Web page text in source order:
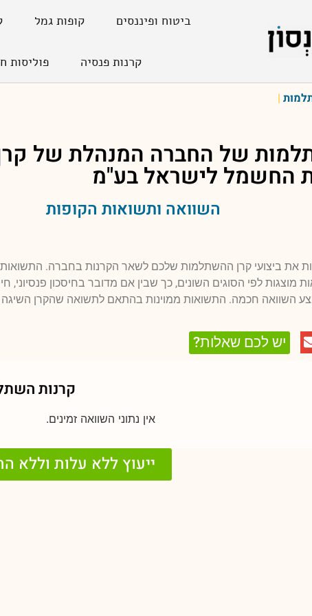
ביטוח ופיננסים קופות גמל
קרנות פנסיה פוליסות
|
של החברה המנהלת של
החשמל לישראל בע"מ
השוואה ותשואות הקופות
את ביצועי קרן ההשתלמות שלכם לשאר הקרנות בחברה. התשואות
מוצגות לפי הסוגים השונים, כך שבין אם מדובר בחיסכון פנסיוני,
השוואה חכמה. התשואות ממוינות בהתאם לתשואה שהקרן
יש לכם שאלות?
קרנות
אין נתוני השוואה זמינים.
ייעוץ ללא עלות וללא